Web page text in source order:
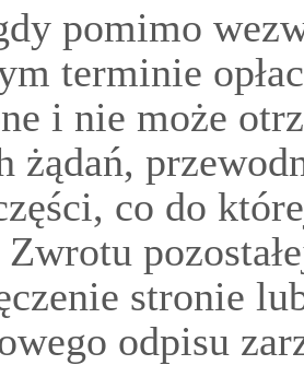
pomimo
terminie
i nie może
żądań,
co do
stronie
odpisu